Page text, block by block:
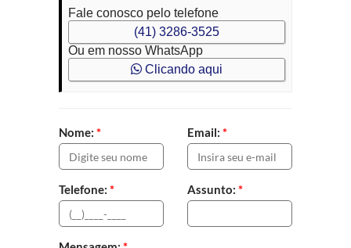
Fale conosco pelo telefone
(41) 3286-3525
Ou em nosso WhatsApp
Clicando aqui
Nome: * Email: *
Telefone: * Assunto: *